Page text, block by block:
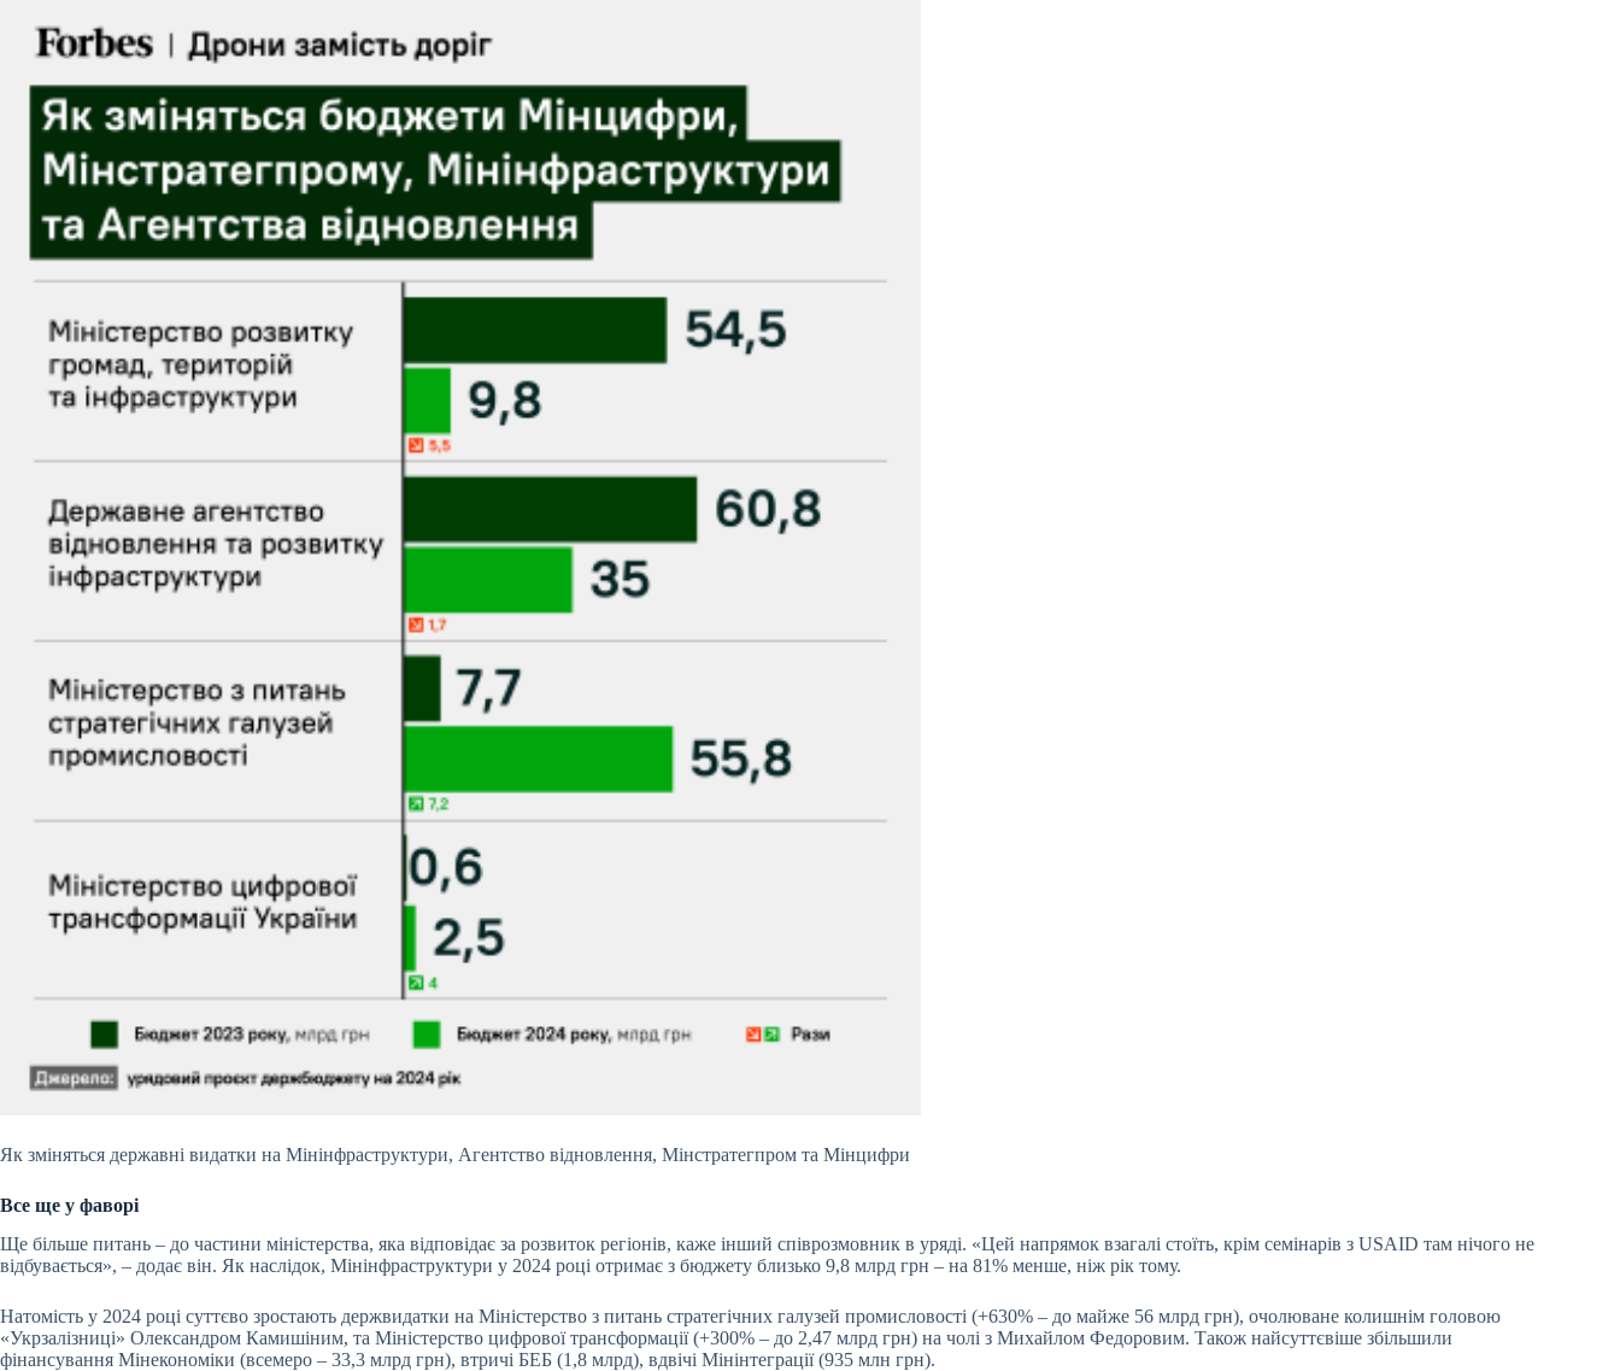
Як зміняться державні видатки на Мінінфраструктури, Агентство відновлення, Мінстратегпром та Мінцифри
Все ще у фаворі
Ще більше питань – до частини міністерства, яка відповідає за розвиток регіонів, каже інший співрозмовник в уряді. «Цей напрямок взагалі стоїть, крім семінарів з USAID там нічого не
відбувається», – додає він. Як наслідок, Мінінфраструктури у 2024 році отримає з бюджету близько 9,8 млрд грн – на 81% менше, ніж рік тому.
Натомість у 2024 році суттєво зростають держвидатки на Міністерство з питань стратегічних галузей промисловості (+630% – до майже 56 млрд грн), очолюване колишнім головою
«Укрзалізниці» Олександром Камишіним, та Міністерство цифрової трансформації (+300% – до 2,47 млрд грн) на чолі з Михайлом Федоровим. Також найсуттєвіше збільшили
фінансування Мінекономіки (всемеро – 33,3 млрд грн), втричі БЕБ (1,8 млрд), вдвічі Мінінтеграції (935 млн грн).